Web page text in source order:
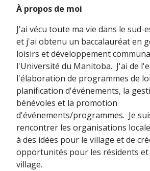
À propos de moi
J'ai vécu toute ma vie dans le sud-
et j'ai obtenu un baccalauréat en
loisirs et développement
l'Université du Manitoba. J'ai de
l'élaboration de programmes de
planification d'événements, la
bénévoles et la promotion
d'événements/programmes. Je
rencontrer les organisations
à des idées pour le village et de
opportunités pour les résidents et
village.